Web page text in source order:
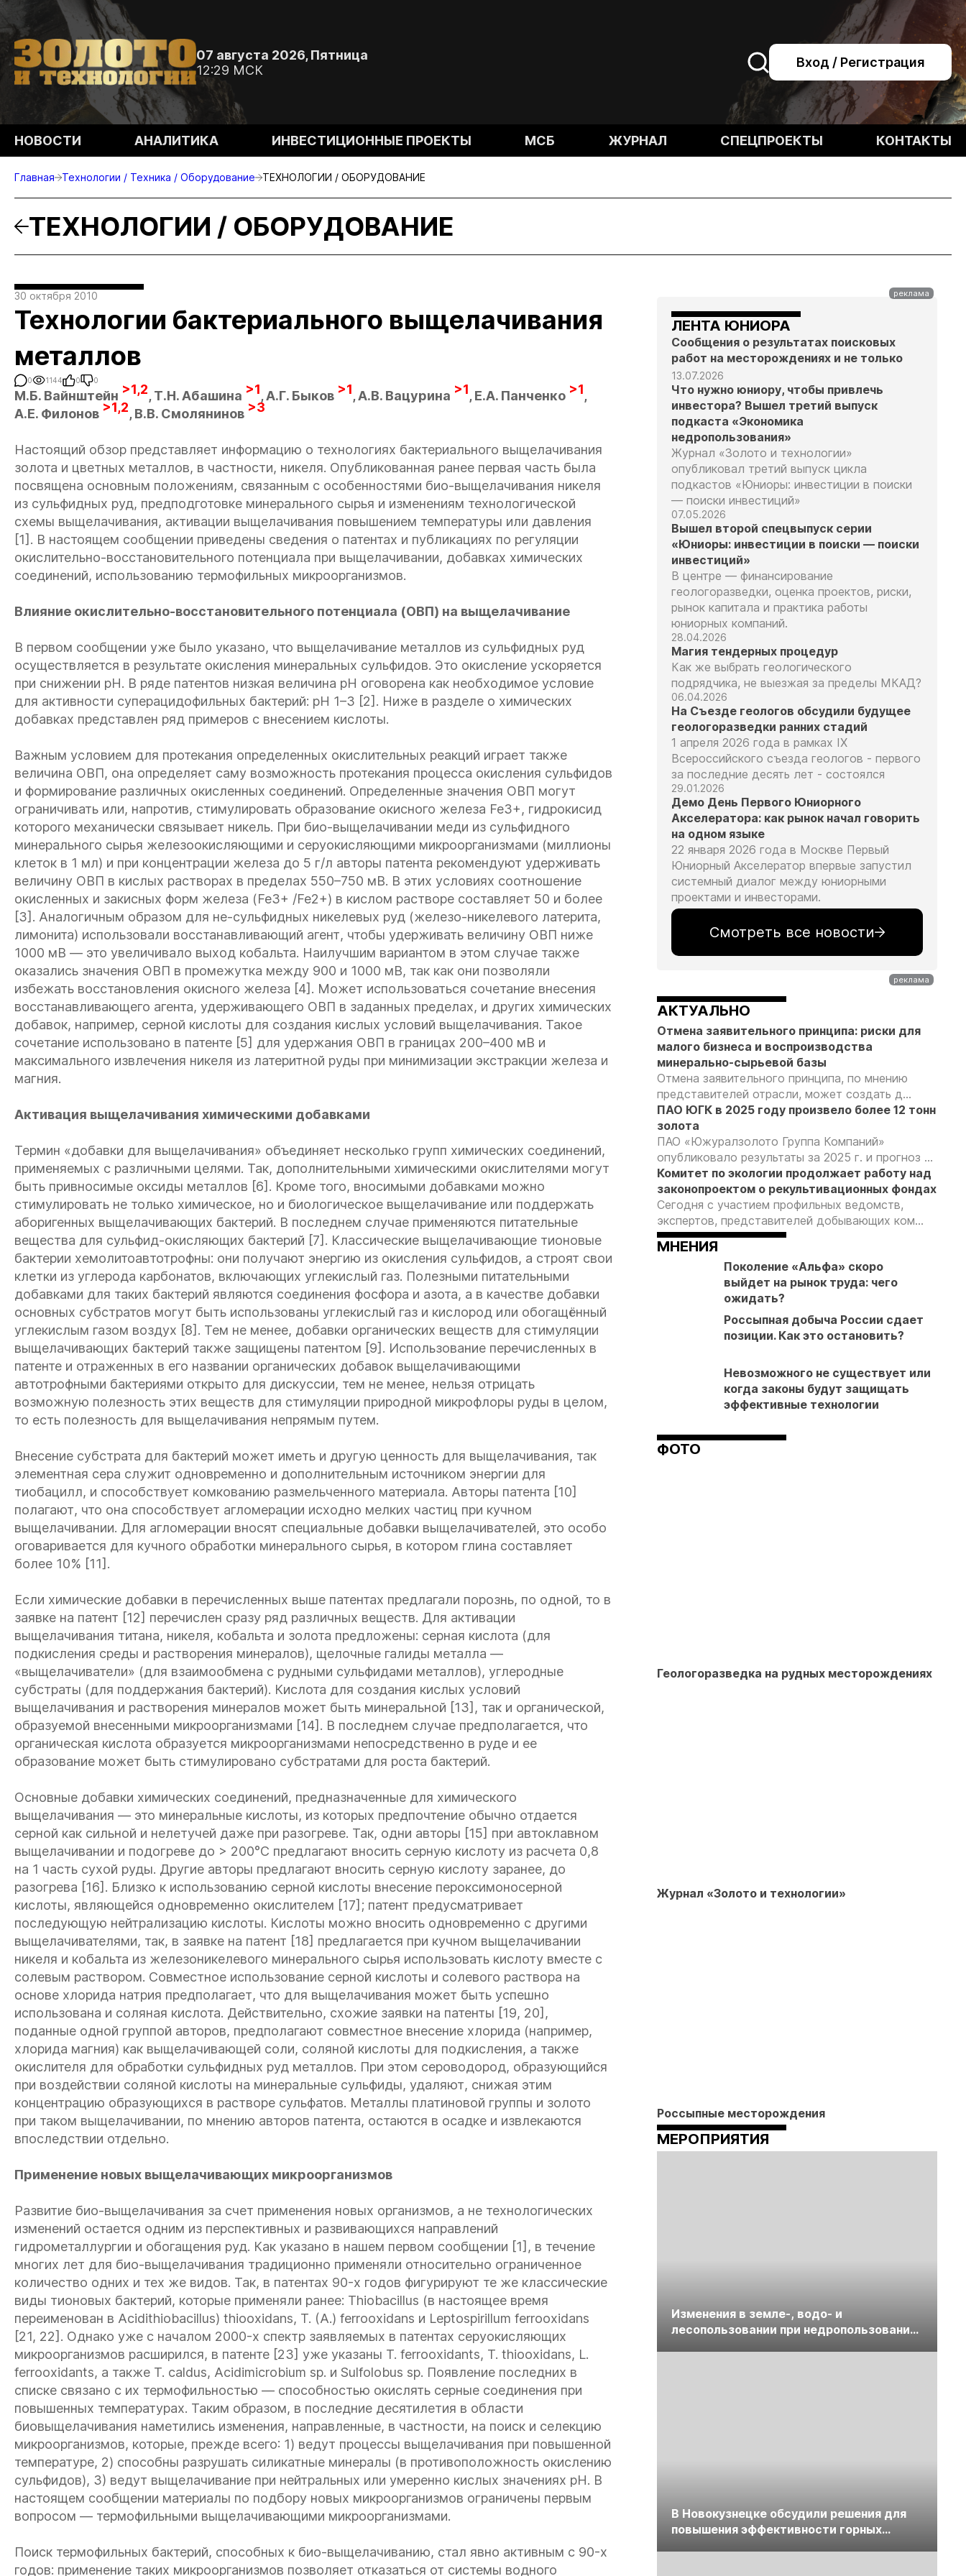
07 августа 2026, Пятница
12:29 МСК
Вход / Регистрация
НОВОСТИ АНАЛИТИКА ИНВЕСТИЦИОННЫЕ ПРОЕКТЫ МСБ ЖУРНАЛ СПЕЦПРОЕКТЫ КОНТАКТЫ
Главная Технологии / Техника / Оборудование ТЕХНОЛОГИИ / ОБОРУДОВАНИЕ
ТЕХНОЛОГИИ / ОБОРУДОВАНИЕ
30 октября 2010
Технологии бактериального выщелачивания
металлов
0 1144 0 0
М.Б. Вайнштейн >1,2, Т.Н. Абашина >1, А.Г. Быков >1, А.В. Вацурина >1, Е.А. Панченко >1,
А.Е. Филонов >1,2, В.В. Смолянинов >3
Настоящий обзор представляет информацию о технологиях бактериального выщелачивания
золота и цветных металлов, в частности, никеля. Опубликованная ранее первая часть была
посвящена основным положениям, связанным с особенностями био-выщелачивания никеля
из сульфидных руд, предподготовке минерального сырья и изменениям технологической
схемы выщелачивания, активации выщелачивания повышением температуры или давления
[1]. В настоящем сообщении приведены сведения о патентах и публикациях по регуляции
окислительно-восстановительного потенциала при выщелачивании, добавках химических
соединений, использованию термофильных микроорганизмов.
Влияние окислительно-восстановительного потенциала (ОВП) на выщелачивание
В первом сообщении уже было указано, что выщелачивание металлов из сульфидных руд
осуществляется в результате окисления минеральных сульфидов. Это окисление ускоряется
при снижении рН. В ряде патентов низкая величина рН оговорена как необходимое условие
для активности суперацидофильных бактерий: pH 1–3 [2]. Ниже в разделе о химических
добавках представлен ряд примеров с внесением кислоты.
Важным условием для протекания определенных окислительных реакций играет также
величина ОВП, она определяет саму возможность протекания процесса окисления сульфидов
и формирование различных окисленных соединений. Определенные значения ОВП могут
ограничивать или, напротив, стимулировать образование окисного железа Fe3+, гидрокисид
которого механически связывает никель. При био-выщелачивании меди из сульфидного
минерального сырья железоокисляющими и серуокисляющими микроорганизмами (миллионы
клеток в 1 мл) и при концентрации железа до 5 г/л авторы патента рекомендуют удерживать
величину ОВП в кислых растворах в пределах 550–750 мВ. В этих условиях соотношение
окисленных и закисных форм железа (Fe3+ /Fe2+) в кислом растворе составляет 50 и более
[3]. Аналогичным образом для не-сульфидных никелевых руд (железо-никелевого латерита,
лимонита) использовали восстанавливающий агент, чтобы удерживать величину ОВП ниже
1000 мВ — это увеличивало выход кобальта. Наилучшим вариантом в этом случае также
оказались значения ОВП в промежутка между 900 и 1000 мВ, так как они позволяли
избежать восстановления окисного железа [4]. Может использоваться сочетание внесения
восстанавливающего агента, удерживающего ОВП в заданных пределах, и других химических
добавок, например, серной кислоты для создания кислых условий выщелачивания. Такое
сочетание использовано в патенте [5] для удержания ОВП в границах 200–400 мВ и
максимального извлечения никеля из латеритной руды при минимизации экстракции железа и
магния.
Активация выщелачивания химическими добавками
Термин «добавки для выщелачивания» объединяет несколько групп химических соединений,
применяемых с различными целями. Так, дополнительными химическими окислителями могут
быть привносимые оксиды металлов [6]. Кроме того, вносимыми добавками можно
стимулировать не только химическое, но и биологическое выщелачивание или поддержать
аборигенных выщелачивающих бактерий. В последнем случае применяются питательные
вещества для сульфид-окисляющих бактерий [7]. Классические выщелачивающие тионовые
бактерии хемолитоавтотрофны: они получают энергию из окисления сульфидов, а строят свои
клетки из углерода карбонатов, включающих углекислый газ. Полезными питательными
добавками для таких бактерий являются соединения фосфора и азота, а в качестве добавки
основных субстратов могут быть использованы углекислый газ и кислород или обогащённый
углекислым газом воздух [8]. Тем не менее, добавки органических веществ для стимуляции
выщелачивающих бактерий также защищены патентом [9]. Использование перечисленных в
патенте и отраженных в его названии органических добавок выщелачивающими
автотрофными бактериями открыто для дискуссии, тем не менее, нельзя отрицать
возможную полезность этих веществ для стимуляции природной микрофлоры руды в целом,
то есть полезность для выщелачивания непрямым путем.
Внесение субстрата для бактерий может иметь и другую ценность для выщелачивания, так
элементная сера служит одновременно и дополнительным источником энергии для
тиобацилл, и способствует комкованию размельченного материала. Авторы патента [10]
полагают, что она способствует агломерации исходно мелких частиц при кучном
выщелачивании. Для агломерации вносят специальные добавки выщелачивателей, это особо
оговаривается для кучного обработки минерального сырья, в котором глина составляет
более 10% [11].
Если химические добавки в перечисленных выше патентах предлагали порознь, по одной, то в
заявке на патент [12] перечислен сразу ряд различных веществ. Для активации
выщелачивания титана, никеля, кобальта и золота предложены: серная кислота (для
подкисления среды и растворения минералов), щелочные галиды металла —
«выщелачиватели» (для взаимообмена с рудными сульфидами металлов), углеродные
субстраты (для поддержания бактерий). Кислота для создания кислых условий
выщелачивания и растворения минералов может быть минеральной [13], так и органической,
образуемой внесенными микроорганизмами [14]. В последнем случае предполагается, что
органическая кислота образуется микроорганизмами непосредственно в руде и ее
образование может быть стимулировано субстратами для роста бактерий.
Основные добавки химических соединений, предназначенные для химического
выщелачивания — это минеральные кислоты, из которых предпочтение обычно отдается
серной как сильной и нелетучей даже при разогреве. Так, одни авторы [15] при автоклавном
выщелачивании и подогреве до > 200°С предлагают вносить серную кислоту из расчета 0,8
на 1 часть сухой руды. Другие авторы предлагают вносить серную кислоту заранее, до
разогрева [16]. Близко к использованию серной кислоты внесение пероксимоносерной
кислоты, являющейся одновременно окислителем [17]; патент предусматривает
последующую нейтрализацию кислоты. Кислоты можно вносить одновременно с другими
выщелачивателями, так, в заявке на патент [18] предлагается при кучном выщелачивании
никеля и кобальта из железоникелевого минерального сырья использовать кислоту вместе с
солевым раствором. Совместное использование серной кислоты и солевого раствора на
основе хлорида натрия предполагает, что для выщелачивания может быть успешно
использована и соляная кислота. Действительно, схожие заявки на патенты [19, 20],
поданные одной группой авторов, предполагают совместное внесение хлорида (например,
хлорида магния) как выщелачивающей соли, соляной кислоты для подкисления, а также
окислителя для обработки сульфидных руд металлов. При этом сероводород, образующийся
при воздействии соляной кислоты на минеральные сульфиды, удаляют, снижая этим
концентрацию образующихся в растворе сульфатов. Металлы платиновой группы и золото
при таком выщелачивании, по мнению авторов патента, остаются в осадке и извлекаются
впоследствии отдельно.
Применение новых выщелачивающих микроорганизмов
Развитие био-выщелачивания за счет применения новых организмов, а не технологических
изменений остается одним из перспективных и развивающихся направлений
гидрометаллургии и обогащения руд. Как указано в нашем первом сообщении [1], в течение
многих лет для био-выщелачивания традиционно применяли относительно ограниченное
количество одних и тех же видов. Так, в патентах 90-х годов фигурируют те же классические
виды тионовых бактерий, которые применяли ранее: Thiobacillus (в настоящее время
переименован в Acidithiobacillus) thiooxidans, T. (A.) ferrooxidans и Leptospirillum ferrooxidans
[21, 22]. Однако уже с началом 2000-х спектр заявляемых в патентах серуокисляющих
микроорганизмов расширился, в патенте [23] уже указаны T. ferrooxidants, T. thiooxidans, L.
ferrooxidants, а также T. caldus, Acidimicrobium sp. и Sulfolobus sp. Появление последних в
списке связано с их термофильностью — способностью окислять серные соединения при
повышенных температурах. Таким образом, в последние десятилетия в области
биовыщелачивания наметились изменения, направленные, в частности, на поиск и селекцию
микроорганизмов, которые, прежде всего: 1) ведут процессы выщелачивания при повышенной
температуре, 2) способны разрушать силикатные минералы (в противоположность окислению
сульфидов), 3) ведут выщелачивание при нейтральных или умеренно кислых значениях рН. В
настоящем сообщении материалы по подбору новых микроорганизмов ограничены первым
вопросом — термофильными выщелачивающими микроорганизмами.
Поиск термофильных бактерий, способных к био-выщелачиванию, стал явно активным с 90-х
годов: применение таких микроорганизмов позволяет отказаться от системы водного
ЛЕНТА ЮНИОРА
Сообщения о результатах поисковых
работ на месторождениях и не только
13.07.2026
Что нужно юниору, чтобы привлечь
инвестора? Вышел третий выпуск
подкаста «Экономика
недропользования»
Журнал «Золото и технологии»
опубликовал третий выпуск цикла
подкастов «Юниоры: инвестиции в поиски
— поиски инвестиций»
07.05.2026
Вышел второй спецвыпуск серии
«Юниоры: инвестиции в поиски — поиски
инвестиций»
В центре — финансирование
геологоразведки, оценка проектов, риски,
рынок капитала и практика работы
юниорных компаний.
28.04.2026
Магия тендерных процедур
Как же выбрать геологического
подрядчика, не выезжая за пределы МКАД?
06.04.2026
На Съезде геологов обсудили будущее
геологоразведки ранних стадий
1 апреля 2026 года в рамках IX
Всероссийского съезда геологов - первого
за последние десять лет - состоялся
29.01.2026
Демо День Первого Юниорного
Акселератора: как рынок начал говорить
на одном языке
22 января 2026 года в Москве Первый
Юниорный Акселератор впервые запустил
системный диалог между юниорными
проектами и инвесторами.
Смотреть все новости
АКТУАЛЬНО
Отмена заявительного принципа: риски для
малого бизнеса и воспроизводства
минерально-сырьевой базы
Отмена заявительного принципа, по мнению
представителей отрасли, может создать д...
ПАО ЮГК в 2025 году произвело более 12 тонн
золота
ПАО «Южуралзолото Группа Компаний»
опубликовало результаты за 2025 г. и прогноз ...
Комитет по экологии продолжает работу над
законопроектом о рекультивационных фондах
Сегодня с участием профильных ведомств,
экспертов, представителей добывающих ком...
МНЕНИЯ
Поколение «Альфа» скоро
выйдет на рынок труда: чего
ожидать?
Россыпная добыча России сдает
позиции. Как это остановить?
Невозможного не существует или
когда законы будут защищать
эффективные технологии
ФОТО
Геологоразведка на рудных месторождениях
Журнал «Золото и технологии»
Россыпные месторождения
МЕРОПРИЯТИЯ
Изменения в земле-, водо- и
лесопользовании при недропользовании
В Новокузнецке обсудили решения для
повышения эффективности горных